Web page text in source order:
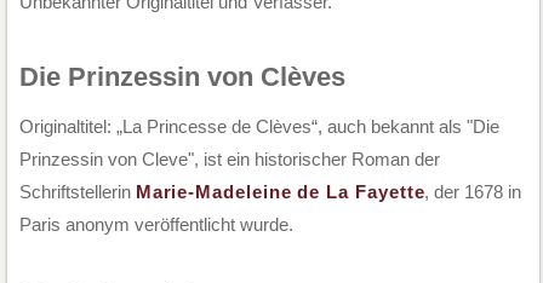
Die Prinzessin von Clèves
Originaltitel: „La Princesse de Clèves“, auch bekannt als "Die
Prinzessin von Cleve", ist ein historischer Roman der
Schriftstellerin Marie-Madeleine de La Fayette, der 1678 in
Paris anonym veröffentlicht wurde.